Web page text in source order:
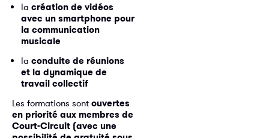
la création de vidéos
avec un smartphone pour
la communication
musicale
la conduite de réunions
et la dynamique de
travail collectif
Les formations sont ouvertes
en priorité aux membres de
Court-Circuit (avec une